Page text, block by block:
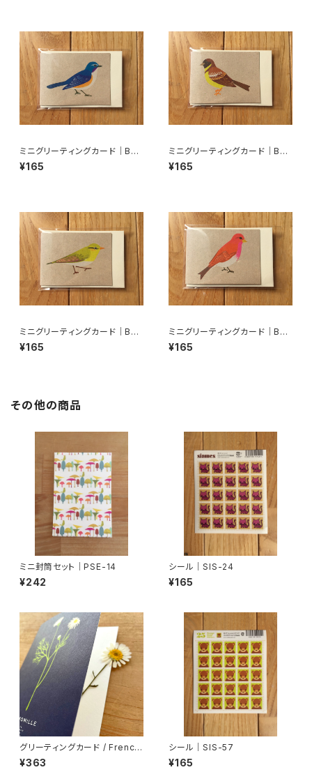
ミニグリーティングカード｜BM
C-01
¥165
ミニグリーティングカード｜BM
C-02
¥165
ミニグリーティングカード｜BM
C-03
¥165
ミニグリーティングカード｜BM
C-04
¥165
その他の商品
ミニ封筒セット｜PSE-14
¥242
シール｜SIS-24
¥165
グリーティングカード / French
Botanical
¥363
シール｜SIS-57
¥165